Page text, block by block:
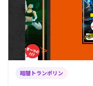
暗闇トランポリン